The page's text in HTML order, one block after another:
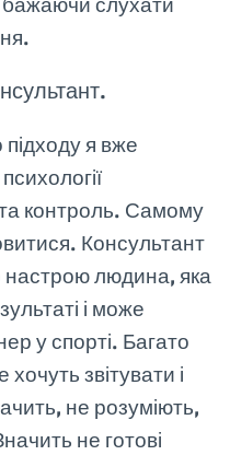
я вже
та контроль. Самому
Консультант
настрою людина, яка
і може
у спорті. Багато
звітувати і
не розуміють,
не готові